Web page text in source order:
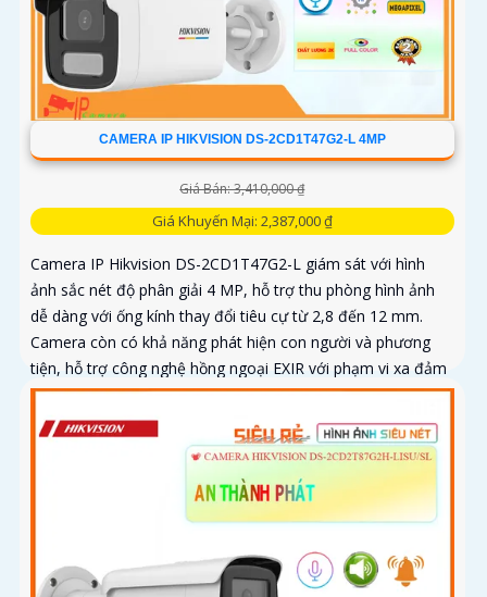
CAMERA IP HIKVISION DS-2CD1T47G2-L 4MP
Giá Bán: 3,410,000 ₫
Giá Khuyến Mại: 2,387,000 ₫
Camera IP Hikvision DS-2CD1T47G2-L giám sát với hình
ảnh sắc nét độ phân giải 4 MP, hỗ trợ thu phòng hình ảnh
dễ dàng với ống kính thay đổi tiêu cự từ 2,8 đến 12 mm.
Camera còn có khả năng phát hiện con người và phương
tiện, hỗ trợ công nghệ hồng ngoại EXIR với phạm vi xa đảm
bảo quan sát an ninh hiệu quả